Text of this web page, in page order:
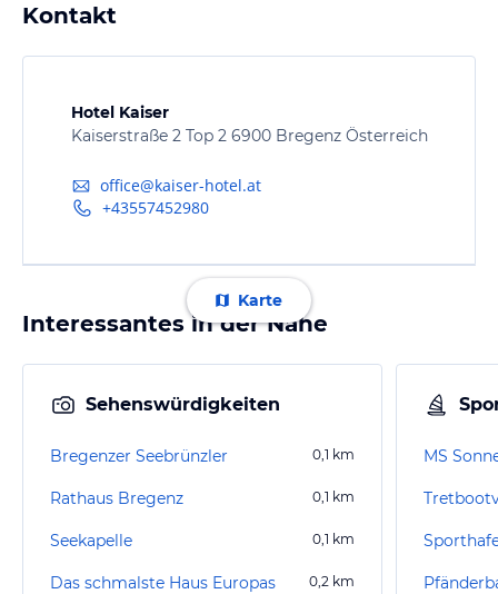
Kontakt
Hotel Kaiser
Kaiserstraße 2 Top 2 6900 Bregenz Österreich
office@kaiser-hotel.at
+43557452980
Karte
Interessantes in der Nähe
Sehenswürdigkeiten
Bregenzer Seebrünzler 0,1 km
Rathaus Bregenz 0,1 km
Seekapelle 0,1 km
Das schmalste Haus Europas 0,2 km
MS